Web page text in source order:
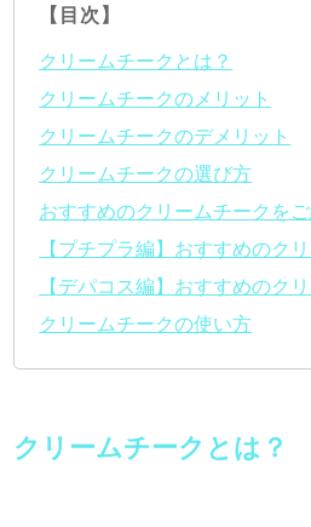
【目次】
クリームチークとは？
クリームチークのメリット
クリームチークのデメリット
クリームチークの選び方
おすすめのクリームチークをご
【プチプラ編】おすすめのク
【デパコス編】おすすめのク
クリームチークの使い方
クリームチークとは？